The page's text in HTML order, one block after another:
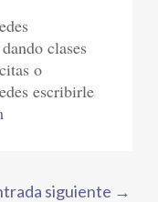
clases
o
escribirle
siguiente →